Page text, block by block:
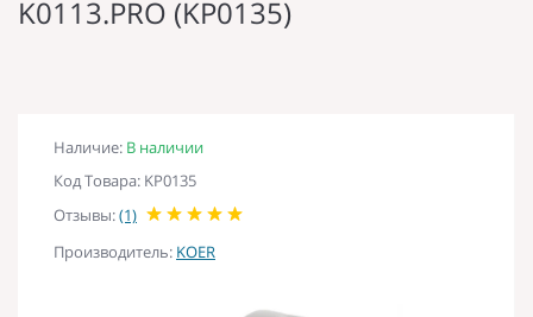
K0113.PRO (KP0135)
Наличие: В наличии
Код Товара: KP0135
Отзывы:(1)
Производитель: KOER